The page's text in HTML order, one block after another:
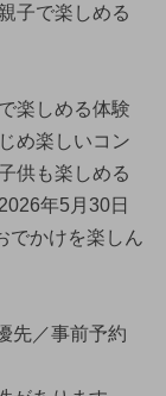
子で楽しめる
楽しめる体験
め楽しいコン
供も楽しめる
年5月30日
でかけを楽しん
先／事前予約